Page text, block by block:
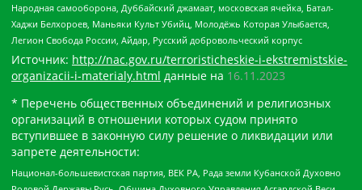
Народная самооборона, Дуббайский джамаат, московская ячейка, Батал-
Хаджи Белхороев, Маньяки Культ Убийц, Молодёжь Которая Улыбается,
Легион Свобода России, Айдар, Русский добровольческий корпус
Источник: http://nac.gov.ru/terroristicheskie-i-ekstremistskie-
organizacii-i-materialy.html данные на 16.11.2023
* Перечень общественных объединений и религиозных
организаций в отношении которых судом принято
вступившее в законную силу решение о ликвидации или
запрете деятельности:
Национал-большевистская партия, ВЕК РА, Рада земли Кубанской Духовно